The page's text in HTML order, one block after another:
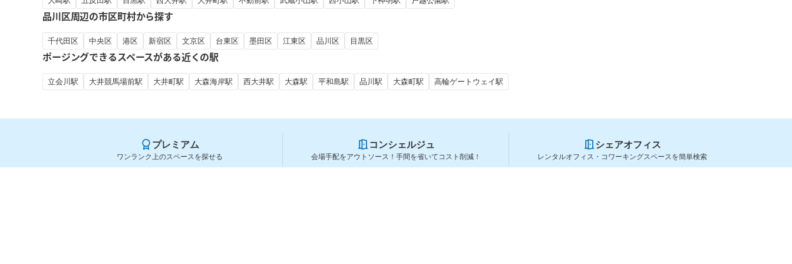
品川区周辺の市区町村から探す
千代田区 中央区 港区 新宿区 文京区 台東区 墨田区 江東区 品川区 目黒区
ポージングできるスペースがある近くの駅
立会川駅 大井競馬場前駅 大井町駅 大森海岸駅 西大井駅 大森駅 平和島駅 品川駅 大森町駅 高輪ゲートウェイ駅
プレミアム
ワンランク上のスペースを探せる
コンシェルジュ
会場手配をアウトソース！手間を省いてコスト削減！
シェアオフィス
レンタルオフィス・コワーキングスペースを簡単検索